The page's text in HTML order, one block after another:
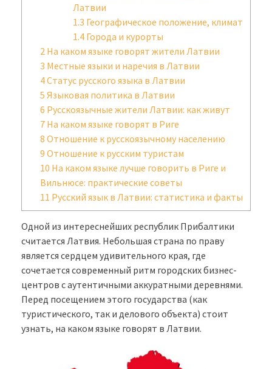
Латвии
1.3 Географическое положение, климат
1.4 Города и курорты
2 На каком языке говорят жители Латвии
3 Местные языки и наречия в Латвии
4Статус русского языка в Латвии
5 Языковая политика в Латвии
6 Русскоязычные жители Латвии: как живут
7 На каком языке говорят в Риге
8 Отношение к русскоязычному населению
9 Отношение к русским туристам
10 На каком языке лучше говорить в Риге и
Вильнюсе: практические советы
11 Русский язык в Латвии: статистика и факты
Одной из интереснейших республик Прибалтики
считается Латвия. Небольшая страна по праву
является сердцем удивительного края, где
сочетается современный ритм городских бизнес-
центров с аутентичными аккуратными деревнями.
Перед посещением этого государства (как
туристического, так и делового объекта) стоит
узнать, на каком языке говорят в Латвии.